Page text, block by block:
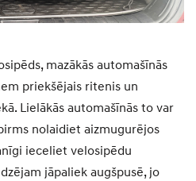
mazākās automašīnās
priekšējais ritenis un
Lielākās automašīnās to var
nolaidiet aizmugurējos
ieceliet velosipēdu
jāpaliek augšpusē, jo